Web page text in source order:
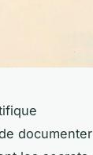
documenter